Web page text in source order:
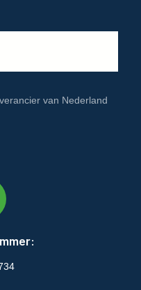
van Nederland